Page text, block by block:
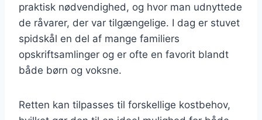
praktisk nødvendighed, og hvor man udnyttede
de råvarer, der var tilgængelige. I dag er stuvet
spidskål en del af mange familiers
opskriftsamlinger og er ofte en favorit blandt
både børn og voksne.
Retten kan tilpasses til forskellige kostbehov,